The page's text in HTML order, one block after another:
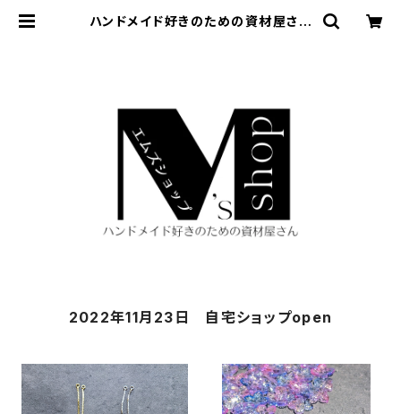
ハンドメイド好きのための資材屋さん
2022年11月23日 自宅ショップopen